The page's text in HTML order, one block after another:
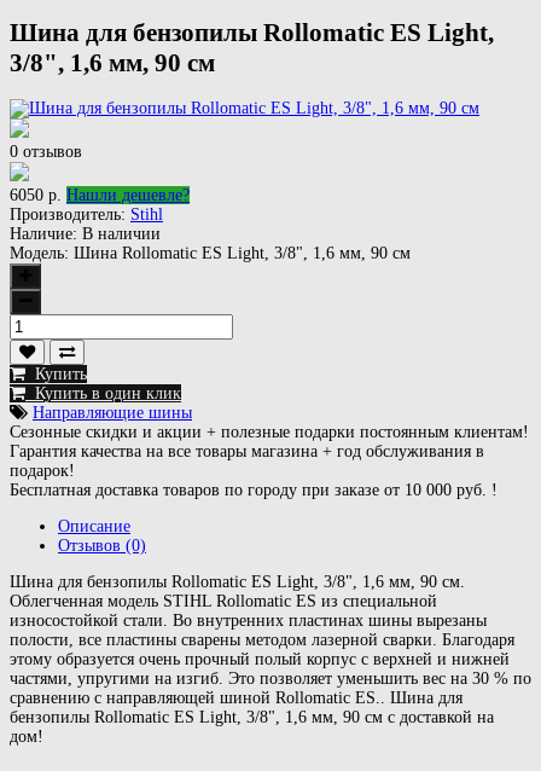
Шина для бензопилы Rollomatic ES Light,
3/8", 1,6 мм, 90 см
0 отзывов
6050 р. Нашли дешевле?
Производитель: Stihl
Наличие: В наличии
Модель: Шина Rollomatic ES Light, 3/8", 1,6 мм, 90 см
Купить
Купить в один клик
Направляющие шины
Сезонные скидки и акции + полезные подарки постоянным клиентам!
Гарантия качества на все товары магазина + год обслуживания в
подарок!
Бесплатная доставка товаров по городу при заказе от 10 000 руб. !
Описание
Отзывов (0)
Шина для бензопилы Rollomatic ES Light, 3/8", 1,6 мм, 90 см.
Облегченная модель STIHL Rollomatic ES из специальной
износостойкой стали. Во внутренних пластинах шины вырезаны
полости, все пластины сварены методом лазерной сварки. Благодаря
этому образуется очень прочный полый корпус с верхней и нижней
частями, упругими на изгиб. Это позволяет уменьшить вес на 30 % по
сравнению с направляющей шиной Rollomatic ES.. Шина для
бензопилы Rollomatic ES Light, 3/8", 1,6 мм, 90 см с доставкой на
дом!